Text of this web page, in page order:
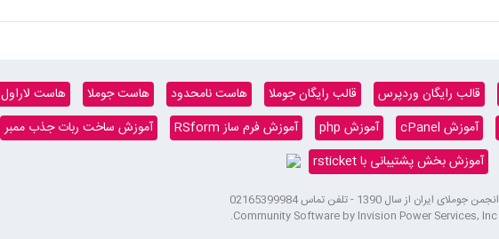
قالب رایگان وردپرس قالب رایگان جوملا هاست نامحدود هاست جوملا هاست لاراول
آموزش cPanel آموزش php آموزش فرم ساز RSform آموزش ساخت ربات جذب ممبر
آموزش بخش پشتیبانی با rsticket
انجمن جوملای ایران از سال 1390 - تلفن تماس 02165399984
Community Software by Invision Power Services, Inc.